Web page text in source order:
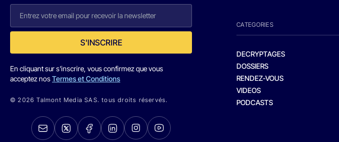
S'INSCRIRE
En cliquant sur s'inscrire, vous confirmez que vous
acceptez nosTermes et Conditions
© 2026 Talmont Media SAS. tous droits réservés.
CATEGORIES
DECRYPTAGES
DOSSIERS
RENDEZ-VOUS
VIDEOS
PODCASTS